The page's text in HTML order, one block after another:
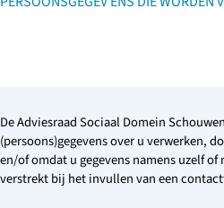
De Adviesraad Sociaal Domein
(persoons)gegevens over u verwerken,
en/of omdat u gegevens namens uzelf
verstrekt bij het invullen van een